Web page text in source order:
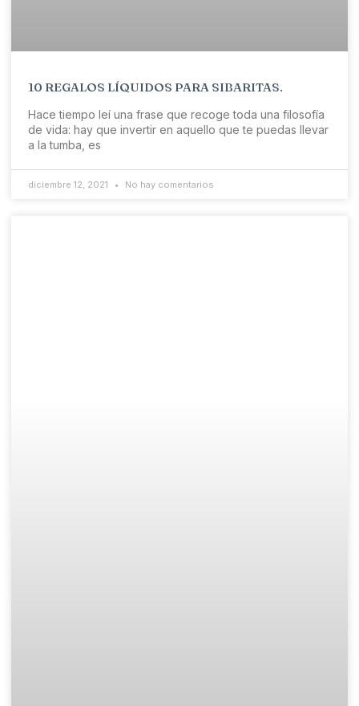
10 REGALOS LÍQUIDOS PARA SIBARITAS.
Hace tiempo leí una frase que recoge toda una filosofía
de vida: hay que invertir en aquello que te puedas llevar
a la tumba, es
diciembre 12, 2021 No hay comentarios